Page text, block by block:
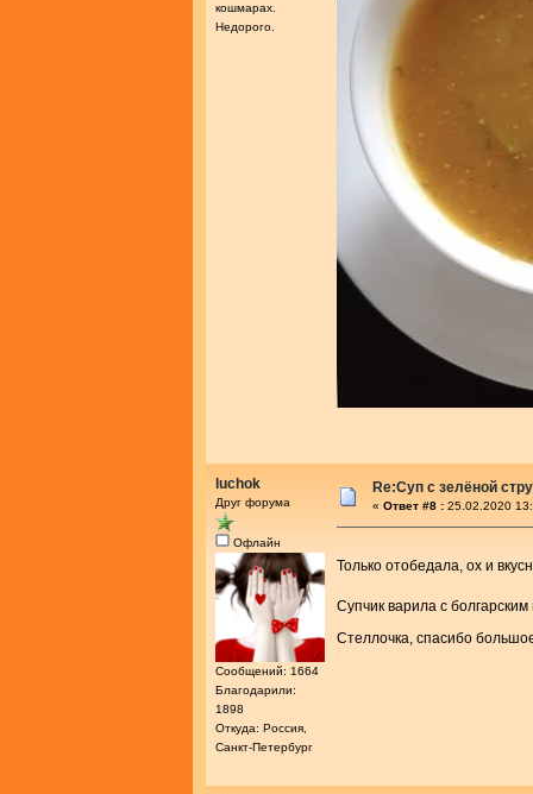
кошмарах.
Недорого.
luchok
Друг форума
Офлайн
Сообщений: 1664
Благодарили:
1898
Откуда: Россия,
Санкт-Петербург
Re:Cуп с зелёной
« Ответ #8 : 25.02.2020
Только отобедала, ох и
Супчик варила с
Стеллочка, спасибо